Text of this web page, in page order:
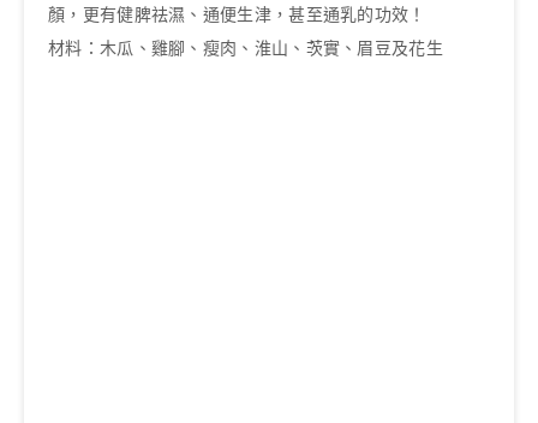
顏，更有健脾祛濕、通便生津，甚至通乳的功效！
材料：木瓜、雞腳、瘦肉、淮山、茨實、眉豆及花生